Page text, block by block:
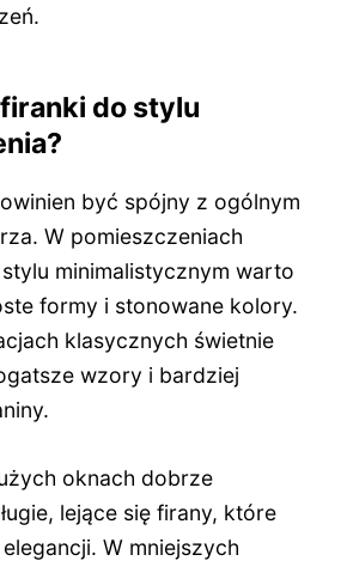
do stylu
być spójny z ogólnym
W pomieszczeniach
minimalistycznym warto
formy i stonowane kolory.
klasycznych świetnie
wzory i bardziej
oknach dobrze
lejące się firany, które
W mniejszych